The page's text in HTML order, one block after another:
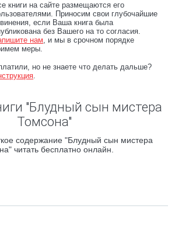
книги на сайте размещаются его
Приносим свои глубочайшие
если Ваша книга была
без Вашего на то согласия.
нам, и мы в срочном порядке
меры.
но не знаете что делать дальше?
.
"Блудный сын мистера
Томсона"
содержание "Блудный сын мистера
читать бесплатно онлайн.